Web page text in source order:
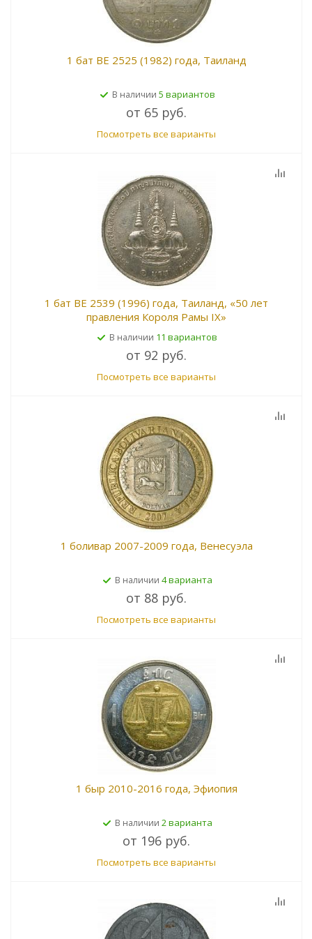
1 бат BE 2525 (1982) года, Таиланд
В наличии 5 вариантов
от 65 руб.
Посмотреть все варианты
1 бат BE 2539 (1996) года, Таиланд, «50 лет
правления Короля Рамы IX»
В наличии 11 вариантов
от 92 руб.
Посмотреть все варианты
1 боливар 2007-2009 года, Венесуэла
В наличии 4 варианта
от 88 руб.
Посмотреть все варианты
1 быр 2010-2016 года, Эфиопия
В наличии 2 варианта
от 196 руб.
Посмотреть все варианты